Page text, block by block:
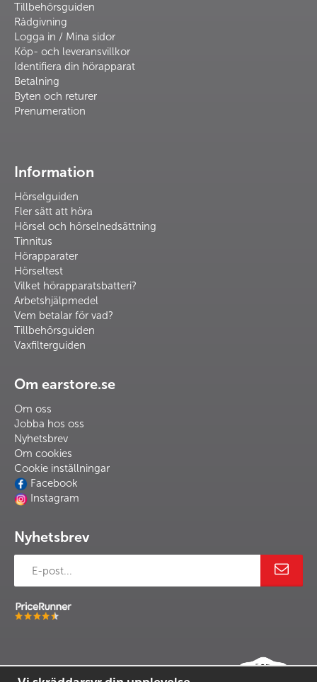
Tillbehörsguiden
Rådgivning
Logga in / Mina sidor
Köp- och leveransvillkor
Identifiera din hörapparat
Betalning
Byten och returer
Prenumeration
Information
Hörselguiden
Fler sätt att höra
Hörsel och hörselnedsättning
Tinnitus
Hörapparater
Hörseltest
Vilket hörapparatsbatteri?
Arbetshjälpmedel
Vem betalar för vad?
Tillbehörsguiden
Vaxfilterguiden
Om earstore.se
Om oss
Jobba hos oss
Nyhetsbrev
Om cookies
Cookie inställningar
Facebook
Instagram
Nyhetsbrev